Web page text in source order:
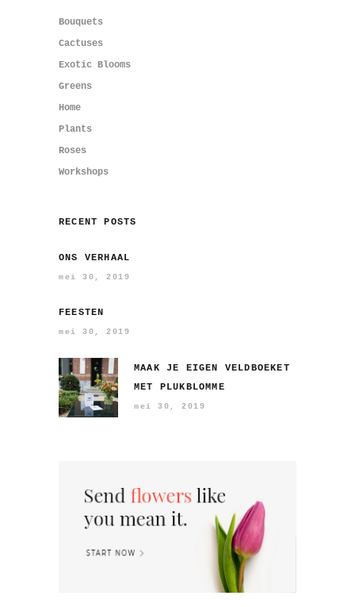
Bouquets
Cactuses
Exotic Blooms
Greens
Home
Plants
Roses
Workshops
RECENT POSTS
ONS VERHAAL
mei 30, 2019
FEESTEN
mei 30, 2019
MAAK JE EIGEN VELDBOEKET
MET PLUKBLOMME
mei 30, 2019